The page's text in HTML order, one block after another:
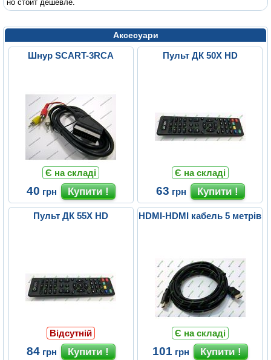
но стоит дешевле.
Аксесуари
Шнур SCART-3RCA
Є на складі
40 грн
Пульт ДК 50X HD
Є на складі
63 грн
Пульт ДК 55X HD
Відсутній
84 грн
HDMI-HDMI кабель 5 метрів
Є на складі
101 грн